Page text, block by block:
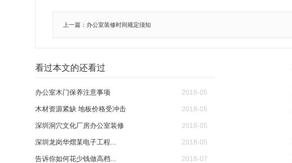
上一篇：办公室装修时间规定须知
看过本文的还看过
办公室木门保养注意事项 2018-05
木材资源紧缺 地板价格受冲击 2018-05
深圳洞穴文化厂房办公室装修 2018-05
深圳龙岗华熠某电子工程... 2018-05
告诉你如何花少钱做高档... 2018-07